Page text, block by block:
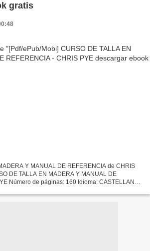
gratis
Y MANUAL DE REFERENCIA de CHRIS
DE TALLA EN MADERA Y MANUAL DE
Número de páginas: 160 Idioma: CASTELLANO